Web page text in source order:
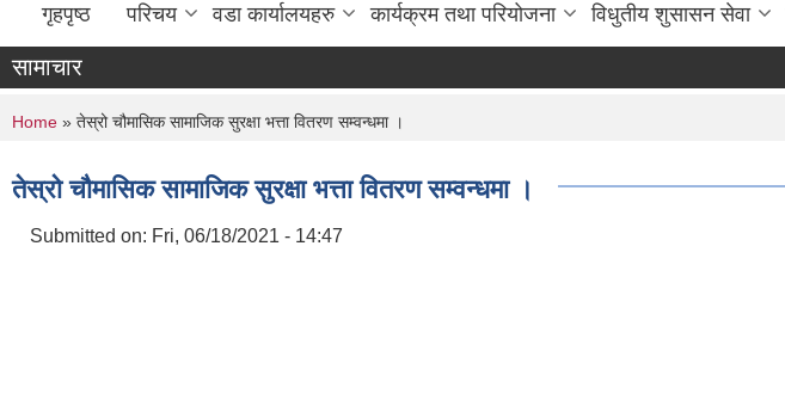
गृहपृष्ठ परिचय वडा कार्यालयहरु कार्यक्रम तथा परियोजना विधुतीय शुसासन सेवा
सामाचार
You are here
Home » तेस्रो चौमासिक सामाजिक सुरक्षा भत्ता वितरण सम्वन्धमा ।
तेस्रो चौमासिक सामाजिक सुरक्षा भत्ता वितरण सम्वन्धमा ।
Submitted on: Fri, 06/18/2021 - 14:47